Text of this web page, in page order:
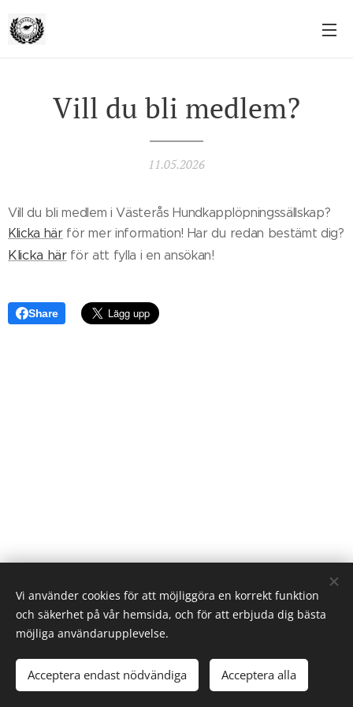
Vill du bli medlem?
11.05.2026
Vill du bli medlem i Västerås Hundkapplöpningssällskap?
Klicka härför mer information! Har du redan bestämt dig?
Klicka härför att fylla i en ansökan!
Share
© Västerås hundkapplöpningsällskap
Skapad medWebnode Cookies
Vi använder cookies för att möjliggöra en korrekt funktion
och säkerhet på vår hemsida, och för att erbjuda dig bästa
möjliga användarupplevelse.
Acceptera endast nödvändiga Acceptera alla